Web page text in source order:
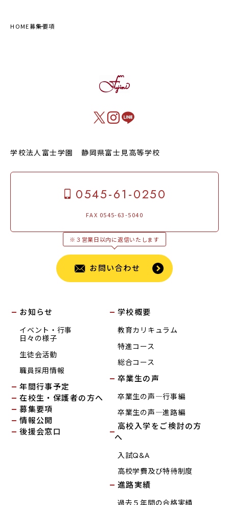
HOME募集要項
学校法人富士学園 静岡県富士見高等学校
0545-61-0250
FAX 0545-63-5040
※３営業日以内に返信いたします
お問い合わせ
お知らせ
イベント・行事
日々の様子
生徒会活動
職員採用情報
年間行事予定
在校生・保護者の方へ
募集要項
情報公開
後援会窓口
学校概要
教育カリキュラム
特進コース
総合コース
卒業生の声
卒業生の声―行事編
卒業生の声―進路編
高校入学をご検討の方
へ
入試Q&A
高校学費及び特待制度
進路実績
過去５年間の合格実績